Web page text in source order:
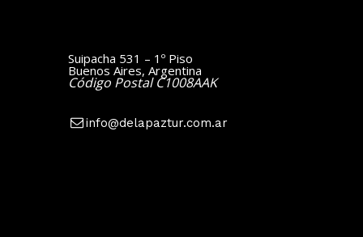
Suipacha 531 – 1º Piso
Buenos Aires, Argentina
Código Postal C1008AAK
info@delapaztur.com.ar